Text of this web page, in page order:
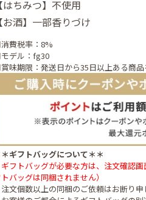
【はちみつ】不使用
【お酒】一部香りづけ
費税率：8%
デル：fg30
味期限：発送日から35日以上ある商品
＊ギフトバッグについて＊＊
ギフトバッグが必要な方は、注文確認
バッグは同梱されません）
注文個数以上の同梱のご依頼はお断り申